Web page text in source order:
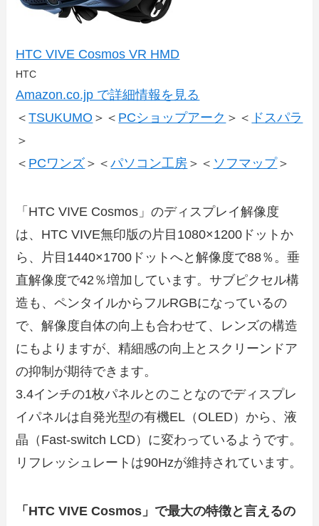
HTC VIVE Cosmos VR HMD
HTC
Amazon.co.jp で詳細情報を見る
＜TSUKUMO ＞＜ PCショップアーク ＞＜ ドスパラ
＞
＜ PCワンズ ＞＜パソコン工房 ＞＜ ソフマップ＞
「HTC VIVE Cosmos」のディスプレイ解像度
は、HTC VIVE無印版の片目1080×1200ドットか
ら、片目1440×1700ドットへと解像度で88％。垂
直解像度で42％増加しています。サブピクセル構
造も、ペンタイルからフルRGBになっているの
で、解像度自体の向上も合わせて、レンズの構造
にもよりますが、精細感の向上とスクリーンドア
の抑制が期待できます。
3.4インチの1枚パネルとのことなのでディスプレ
イパネルは自発光型の有機EL（OLED）から、液
晶（Fast-switch LCD）に変わっているようです。
リフレッシュレートは90Hzが維持されています。
「HTC VIVE Cosmos」で最大の特徴と言えるの